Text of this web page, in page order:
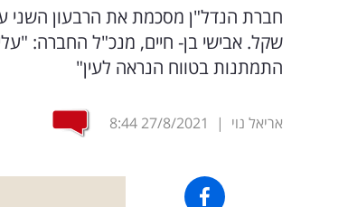
שקל. אבישי בן- חיים, מנכ"ל החברה:
התמתנות בטווח הנראה לעין"
אריאל נוי |
27/8/2021
8:44